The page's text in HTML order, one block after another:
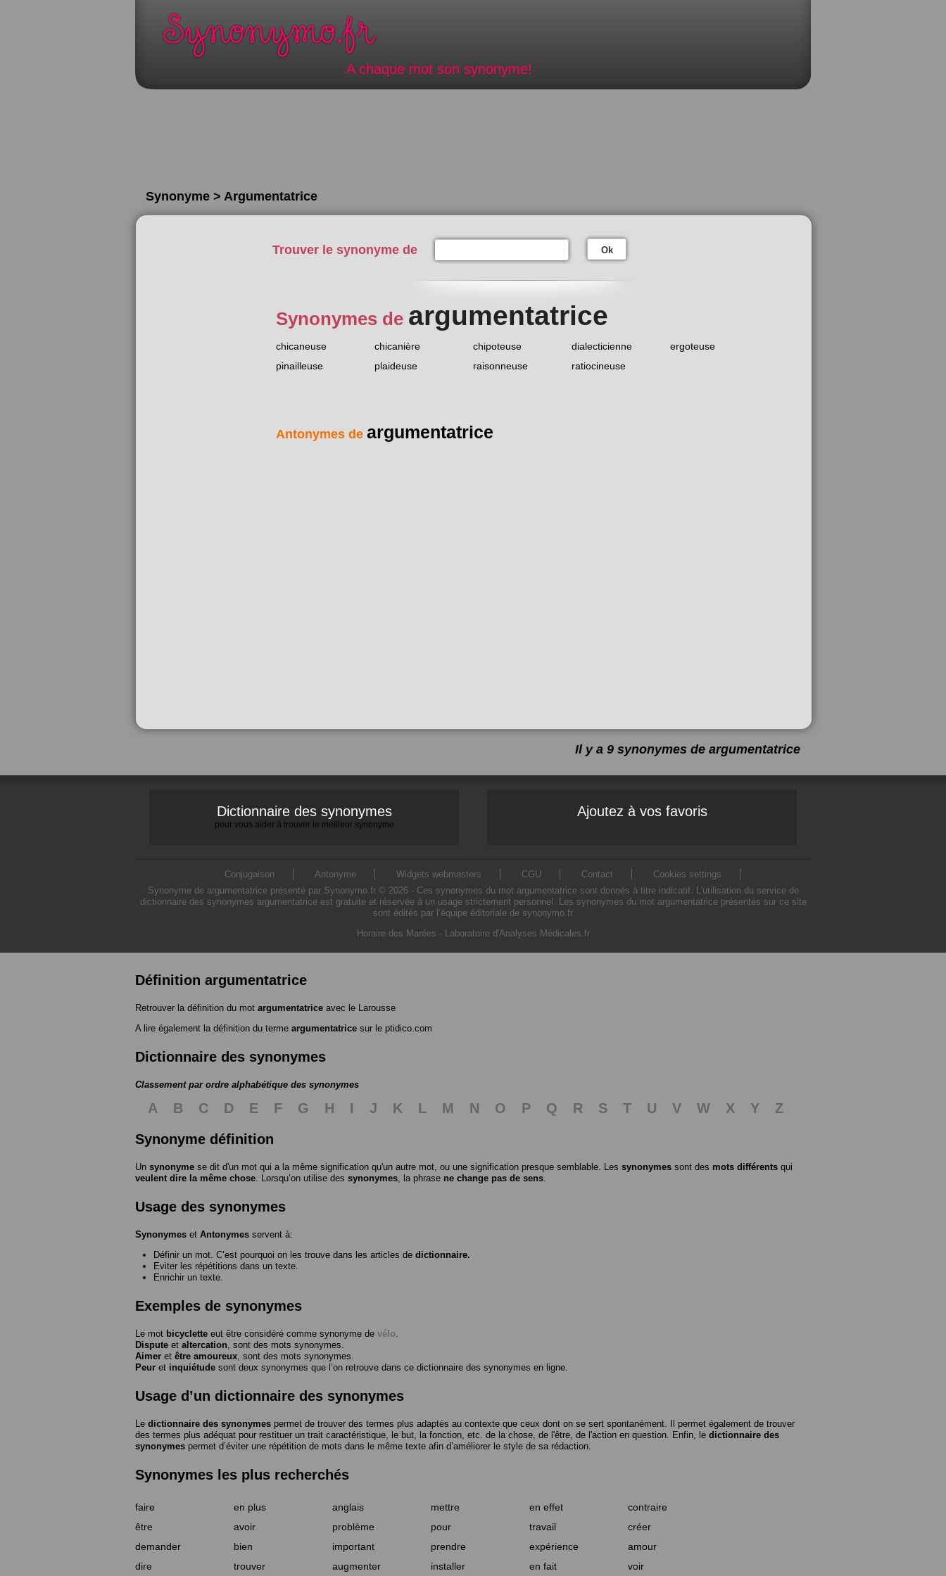
A chaque mot son synonyme!
Synonyme > Argumentatrice
Trouver le synonyme de Ok
Synonymes de argumentatrice
chicaneuse chicanière chipoteuse dialecticienne
ergoteuse
pinailleuse
plaideuse raisonneuse ratiocineuse
Antonymes de argumentatrice
Il y a 9 synonymes de argumentatrice
Dictionnaire des synonymes
pour vous aider à trouver le meilleur synonyme
Ajoutez à vos favoris
Conjugaison Antonyme Widgets webmasters CGU Contact
Cookies settings
Synonyme de argumentatrice présenté par Synonymo.fr © 2026 - Ces synonymes du mot argumentatrice sont donnés à titre indicatif. L'utilisation du service de
dictionnaire des synonymes argumentatrice est gratuite et réservée à un usage strictement personnel. Les synonymes du mot argumentatrice présentés sur ce site
sont édités par l’équipe éditoriale de synonymo.fr
Horaire des Marées - Laboratoire d'Analyses Médicales.fr
Définition argumentatrice
Retrouver la définition du mot argumentatrice avec le Larousse
A lire également la définition du terme argumentatrice sur le ptidico.com
Dictionnaire des synonymes
Classement par ordre alphabétique des synonymes
A B C D E F G H I J K L M N O P Q R S T U V W X Y
Z
Synonyme définition
Un synonyme se dit d'un mot qui a la même signification qu'un autre mot, ou une signification presque semblable. Les synonymes sont des mots différents qui
veulent dire la même chose . Lorsqu’on utilise des synonymes , la phrase ne change pas de sens
Usage des synonymes
Synonymes et Antonymes servent à:
Définir un mot. C’est pourquoi on les trouve dans les articles de dictionnaire.
Eviter les répétitions dans un texte.
Enrichir un texte.
Exemples de synonymes
Le mot bicyclette eut être considéré comme synonyme de vélo
Dispute et altercation , sont des mots synonymes.
Aimer et être amoureux , sont des mots synonymes.
Peur et inquiétude sont deux synonymes que l’on retrouve dans ce dictionnaire des synonymes en ligne.
Usage d’un dictionnaire des synonymes
Le dictionnaire des synonymes permet de trouver des termes plus adaptés au contexte que ceux dont on se sert spontanément. Il permet également de trouver
des termes plus adéquat pour restituer un trait caractéristique, le but, la fonction, etc. de la chose, de l'être, de l'action en question. Enfin, le dictionnaire des
synonymes permet d’éviter une répétition de mots dans le même texte afin d’améliorer le style de sa rédaction.
Synonymes les plus recherchés
faire en plus anglais mettre en effet
contraire
être
avoir problème pour travail
créer
demander
bien important prendre expérience
amour
dire
trouver augmenter installer en fait voir